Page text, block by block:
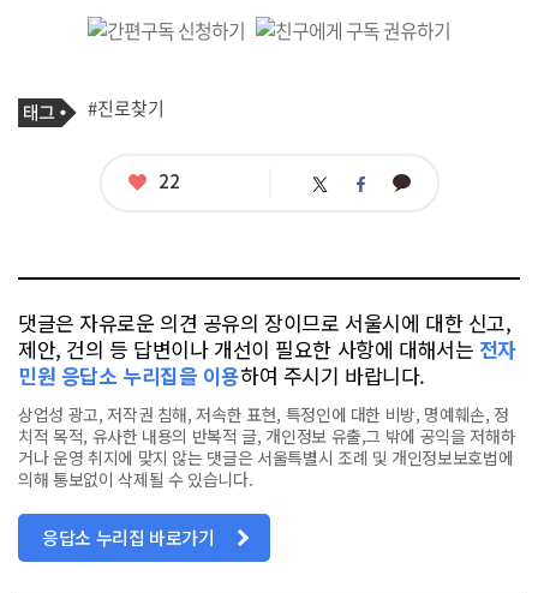
기
사
태
그
#진로찾기
좋
22 트 페 카
댓글은 자유로운 의견 공유의 장이므로 서울시에 대한 신고,
제안, 건의 등 답변이나 개선이 필요한 사항에 대해서는 전자
민원 응답소 누리집을 이용하여 주시기 바랍니다.
상업성 광고, 저작권 침해, 저속한 표현, 특정인에 대한 비방, 명예훼손, 정
치적 목적, 유사한 내용의 반복적 글, 개인정보 유출,그 밖에 공익을 저해하
거나 운영 취지에 맞지 않는 댓글은 서울특별시 조례 및 개인정보보호법에
의해 통보없이 삭제될 수 있습니다.
응답소 누리집 바로가기